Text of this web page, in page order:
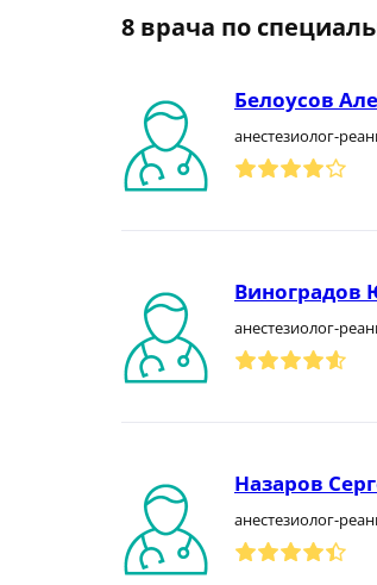
8 врача по
Белоусов
анестезиолог-
Виноградов
анестезиолог-
Назаров
анестезиолог-